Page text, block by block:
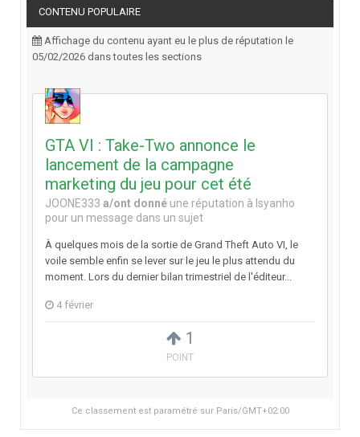
CONTENU POPULAIRE
Affichage du contenu ayant eu le plus de réputation le
05/02/2026 dans toutes les sections
1
POINT
GTA VI : Take-Two annonce le
lancement de la campagne
marketing du jeu pour cet été
JOONE333 a/ont donné une réputation à Isyanho
pour un message dans un sujet
À quelques mois de la sortie de Grand Theft Auto VI, le
voile semble enfin se lever sur le jeu le plus attendu du
moment. Lors du dernier bilan trimestriel de l'éditeur...
4 février
Ce classement est paramétré sur Paris/GMT+02:00